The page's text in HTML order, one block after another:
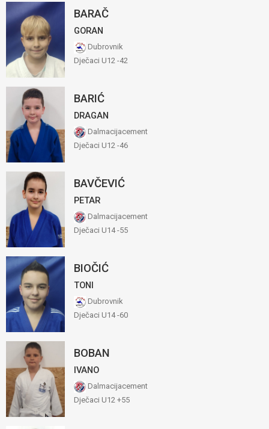
BARAČ
GORAN
Dubrovnik
Dječaci U12 -42
BARIĆ
DRAGAN
Dalmacijacement
Dječaci U12 -46
BAVČEVIĆ
PETAR
Dalmacijacement
Dječaci U14 -55
BIOČIĆ
TONI
Dubrovnik
Dječaci U14 -60
BOBAN
IVANO
Dalmacijacement
Dječaci U12 +55